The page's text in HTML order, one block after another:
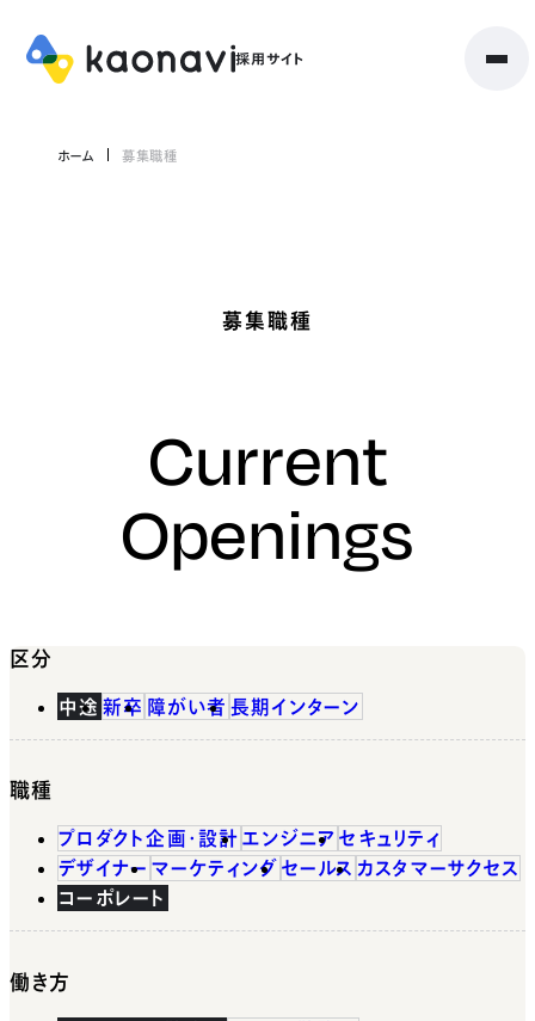
ホーム 募集職種
募集職種
Current
Openings
区分
中途 新卒 障がい者 長期インターン
職種
プロダクト企画・設計 エンジニア セキュリティ
デザイナー マーケティング セールス カスタマーサクセス
コーポレート
働き方